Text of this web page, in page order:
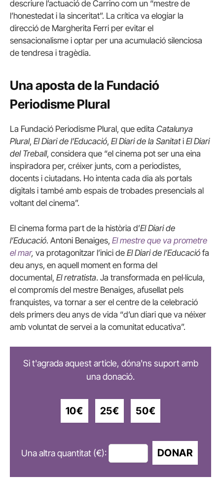
descriure l’actuació de Carrino com un “mestre de
l’honestedat i la sinceritat”. La crítica va elogiar la
direcció de Margherita Ferri per evitar el
sensacionalisme i optar per una acumulació silenciosa
de tendresa i tragèdia.
Una aposta de la Fundació
Periodisme Plural
La Fundació Periodisme Plural, que edita Catalunya
Plural, El Diari de l’Educació, El Diari de la Sanitati El Diari
del Treball, considera que “el cinema pot ser una eina
inspiradora per, créixer junts, com a periodistes,
docents i ciutadans. Ho intenta cada dia als portals
digitals i també amb espais de trobades presencials al
voltant del cinema”.
El cinema forma part de la història d’El Diari de
l’Educació. Antoni Benaiges, El mestre que va prometre
el mar, va protagonitzar l’inici de El Diari de l’Educació fa
deu anys, en aquell moment en forma del
documental, El retratista. Ja transformada en pel·lícula,
el compromís del mestre Benaiges, afusellat pels
franquistes, va tornar a ser el centre de la celebració
dels primers deu anys de vida “d’un diari que va néixer
amb voluntat de servei a la comunitat educativa”.
Si t'agrada aquest article, dóna'ns suport amb
una donació.
10€ 25€ 50€
Una altra quantitat (€): DONAR